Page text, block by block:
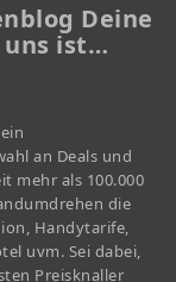
Deine
uns ist…
an Deals und
mehr als 100.000
die
Handytarife,
uvm. Sei dabei,
Preisknaller